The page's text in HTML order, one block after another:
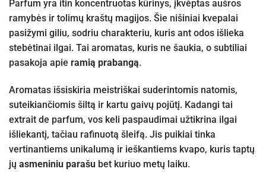
Parfum yra itin koncentruotas kūrinys, įkvėptas aušros
ramybės ir tolimų kraštų magijos. Šie nišiniai kvepalai
pasižymi giliu, sodriu charakteriu, kuris ant odos išlieka
stebėtinai ilgai. Tai aromatas, kuris ne šaukia, o subtiliai
pasakoja apie ramią prabangą.
Aromatas išsiskiria meistriškai suderintomis natomis,
suteikiančiomis šiltą ir kartu gaivų pojūtį. Kadangi tai
extrait de parfum, vos keli paspaudimai užtikrina ilgai
išliekantį, tačiau rafinuotą šleifą. Jis puikiai tinka
vertinantiems unikalumą ir ieškantiems kvapo, kuris taptų
jų asmeniniu parašu bet kuriuo metų laiku.